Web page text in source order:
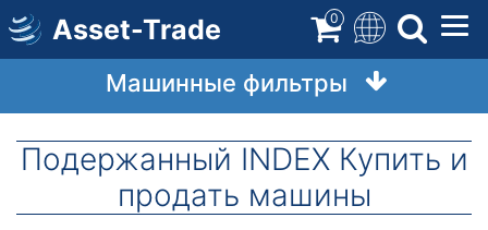
Перейти
содержимому
Asset-Trade 0
Машинные фильтры
Подержанный INDEX Купить и
продать машины